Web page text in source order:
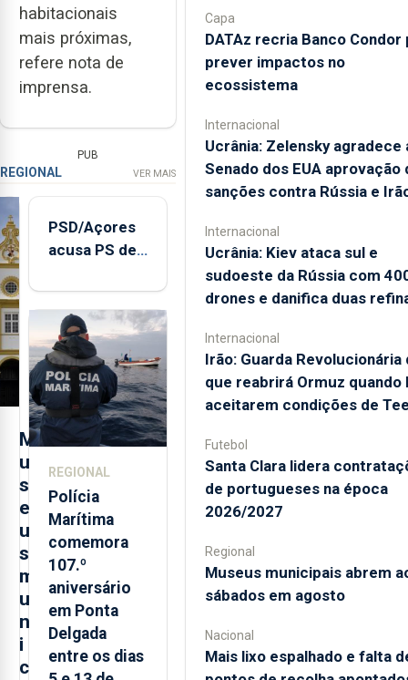
habitacionais
mais próximas,
refere nota de
imprensa.
PUB
REGIONAL VER MAIS
M
u
s
e
u
s
m
u
n
i
c
PSD/Açores
acusa PS de
contraditória"
sobre
evolução
turística
REGIONAL
Polícia
Marítima
comemora
107.º
aniversário
em Ponta
Delgada
entre os dias
Capa
DATAz recria Banco Condor
prever impactos no
ecossistema
Internacional
Ucrânia: Zelensky agradece
Senado dos EUA aprovação
sanções contra Rússia e
Internacional
Ucrânia: Kiev ataca sul e
sudoeste da Rússia com
drones e danifica duas
Internacional
Irão: Guarda Revolucionária
que reabrirá Ormuz quando
aceitarem condições de
Futebol
Santa Clara lidera
de portugueses na época
2026/2027
Regional
Museus municipais abrem
sábados em agosto
Nacional
Mais lixo espalhado e falta